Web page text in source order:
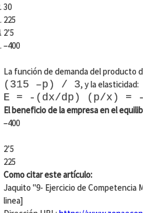
30
225
2’5
–400
La función de demanda del producto
(315 –p) / 3, y la elasticidad:
E = -(dx/dp) (p/x) =
El beneficio de la empresa en el
–400
2’5
225
Como citar este artículo:
Jaquito "9- Ejercicio de Competencia
linea]